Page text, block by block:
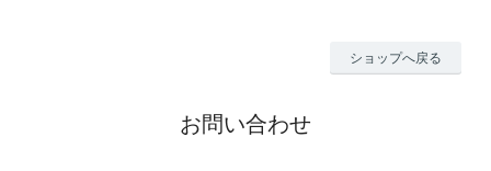
ショップへ戻る
お問い合わせ